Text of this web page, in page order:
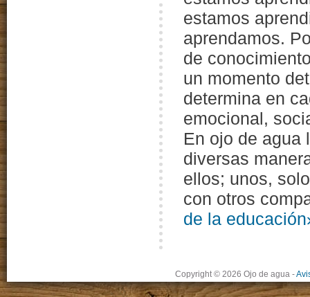
estamos
aprendamos.
de
un momento
determina en
emocional,
En ojo de agua
diversas
ellos; unos,
con otros
de la
Copyright © 2026 Ojo de agua -